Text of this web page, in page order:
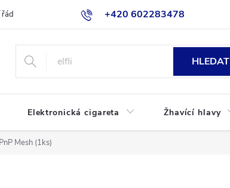
+420 602283478
řád Jak nakupovat
HLEDAT
Elektronická cigareta Žhavící hlavy
Mesh (1ks)